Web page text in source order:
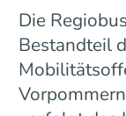
Die
Bestandteil